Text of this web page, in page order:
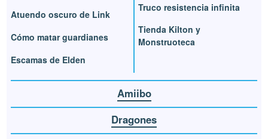
Atuendo oscuro de Link
Cómo matar guardianes
Escamas de Elden
Truco resistencia infinita
Tienda Kilton y
Monstruoteca
Amiibo
Dragones